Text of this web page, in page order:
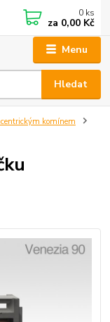
Menu
Hledat
0 ks
za 0,00 Kč
komínem